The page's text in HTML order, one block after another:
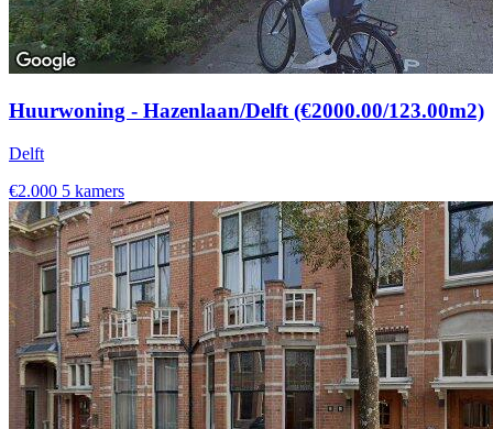
Huurwoning - Hazenlaan/Delft (€2000.00/123.00m2)
Delft
€2.000 5 kamers